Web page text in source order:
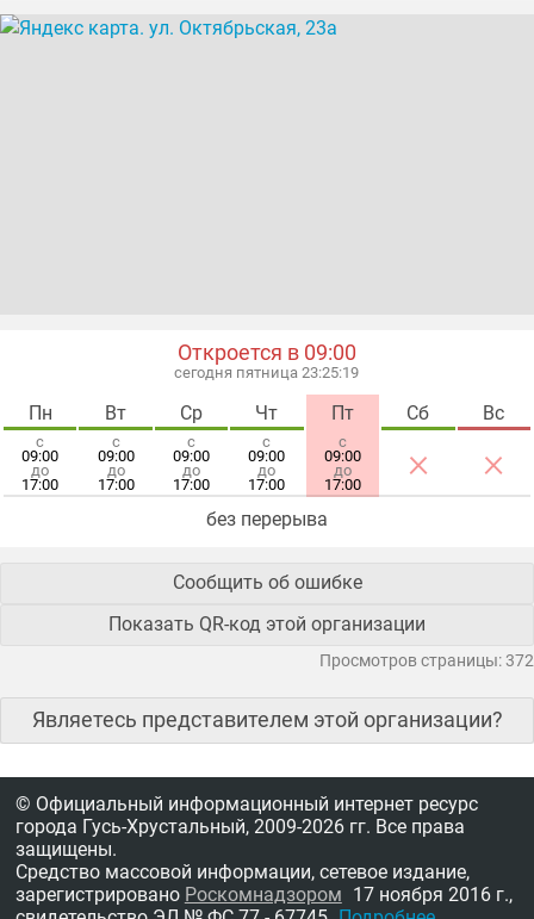
Откроется в 09:00
сегодня пятница 23:25:19
Пн
с
09:00
до
17:00
Вт
с
09:00
до
17:00
Ср
с
09:00
до
17:00
Чт
с
09:00
до
17:00
Пт
с
09:00
до
17:00
Сб
×
Вс
×
без перерыва
Сообщить об ошибке
Показать QR-код этой организации
Просмотров страницы: 372
Являетесь представителем этой организации?
© Официальный информационный интернет ресурс
города Гусь-Хрустальный, 2009-2026 гг. Все права
защищены.
Средство массовой информации, сетевое издание,
зарегистрировано Роскомнадзором 17 ноября 2016 г.,